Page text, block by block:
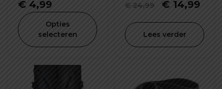
tijdens het rijden
€ 4,99
Opties
selecteren
€24,99
was:
€ 24,99.
€ 14,99
is:
€
Lees verder